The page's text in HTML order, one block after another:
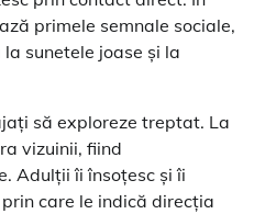
primele semnale sociale,
sunetele joase și la
să exploreze treptat. La
vizuinii, fiind
Adulții îi însoțesc și îi
care le indică direcția